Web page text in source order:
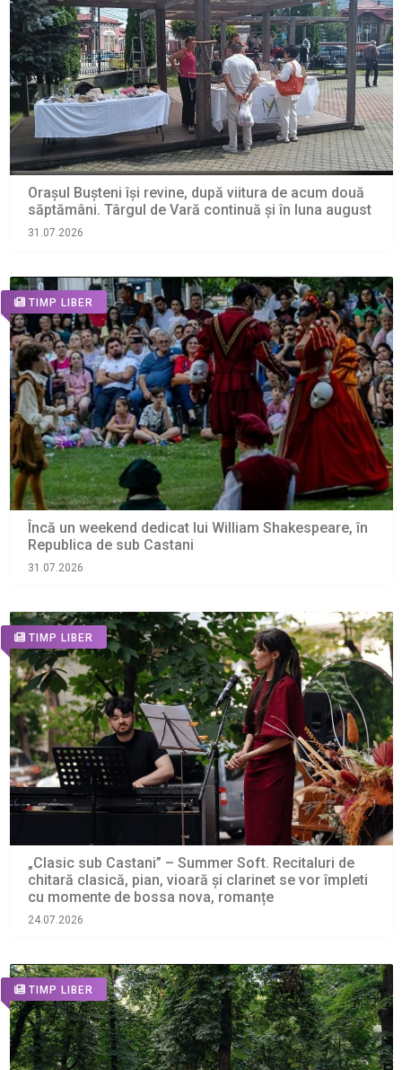
Orașul Bușteni își revine, după viitura de acum două
săptămâni. Târgul de Vară continuă și în luna august
31.07.2026
TIMP LIBER
Încă un weekend dedicat lui William Shakespeare, în
Republica de sub Castani
31.07.2026
TIMP LIBER
„Clasic sub Castani” – Summer Soft. Recitaluri de
chitară clasică, pian, vioară și clarinet se vor împleti
cu momente de bossa nova, romanțe
24.07.2026
TIMP LIBER